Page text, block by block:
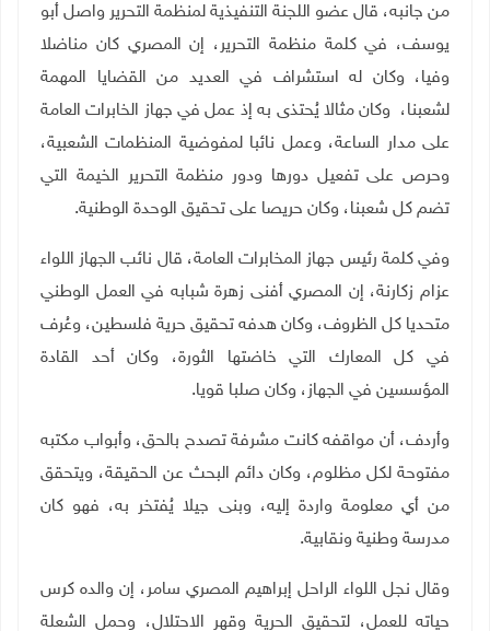
من جانبه، قال عضو اللجنة التنفيذية لمنظمة التحرير واصل أبو
يوسف، في كلمة منظمة التحرير، إن المصري كان مناضلا
وفيا، وكان له استشراف في العديد من القضايا المهمة
لشعبنا، وكان مثالا يُحتذى به إذ عمل في جهاز الخابرات العامة
على مدار الساعة، وعمل نائبا لمفوضية المنظمات الشعبية،
وحرص على تفعيل دورها ودور منظمة التحرير الخيمة التي
تضم كل شعبنا، وكان حريصا على تحقيق الوحدة الوطنية.
وفي كلمة رئيس جهاز المخابرات العامة، قال نائب الجهاز اللواء
عزام زكارنة، إن المصري أفنى زهرة شبابه في العمل الوطني
متحديا كل الظروف، وكان هدفه تحقيق حرية فلسطين، وعُرف
في كل المعارك التي خاضتها الثورة، وكان أحد القادة
المؤسسين في الجهاز، وكان صلبا قويا.
وأردف، أن مواقفه كانت مشرفة تصدح بالحق، وأبواب مكتبه
مفتوحة لكل مظلوم، وكان دائم البحث عن الحقيقة، ويتحقق
من أي معلومة واردة إليه، وبنى جيلا يُفتخر به، فهو كان
مدرسة وطنية ونقابية.
وقال نجل اللواء الراحل إبراهيم المصري سامر، إن والده كرس
حياته للعمل، لتحقيق الحرية وقهر الاحتلال، وحمل الشعلة